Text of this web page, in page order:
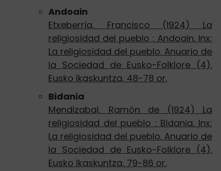
Andoain
Etxeberria, Francisco (1924) La
religiosidad del pueblo : Andoain. Inx:
La religiosidad del pueblo. Anuario de
la Sociedad de Eusko-Folklore (4).
Eusko Ikaskuntza, 48-78 or.
Bidania
Mendizabal, Ramón de (1924) La
religiosidad del pueblo : Bidania. Inx:
La religiosidad del pueblo. Anuario de
la Sociedad de Eusko-Folklore (4).
Eusko Ikaskuntza, 79-86 or.